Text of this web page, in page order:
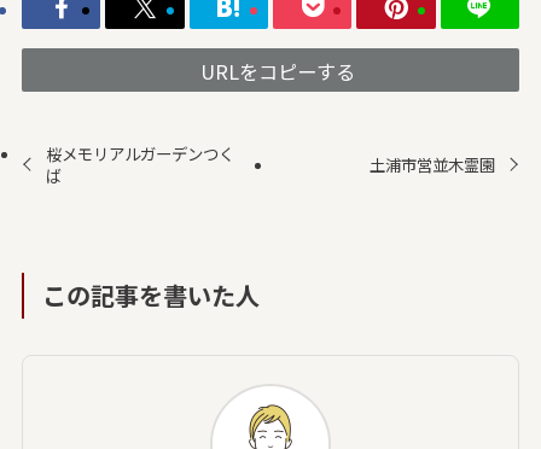
URLをコピーする
桜メモリアルガーデンつく
ば
土浦市営並木霊園
この記事を書いた人